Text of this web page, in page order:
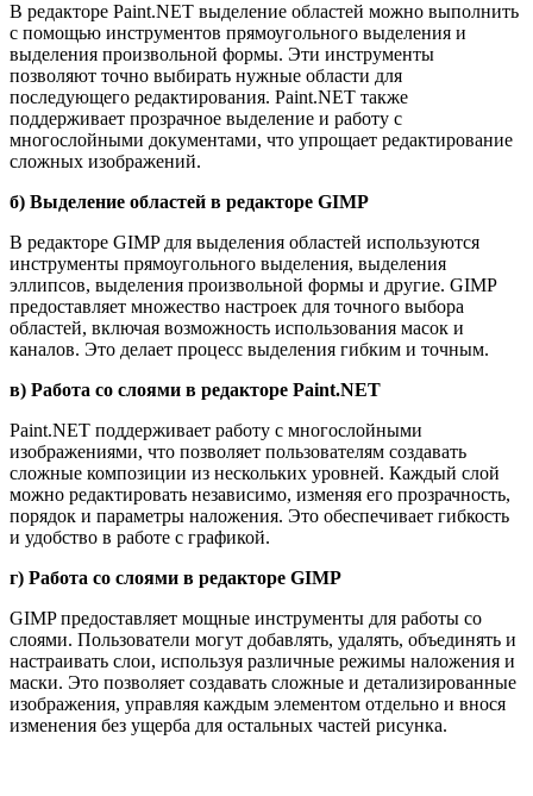
В редакторе Paint.NET выделение областей можно выполнить
с помощью инструментов прямоугольного выделения и
выделения произвольной формы. Эти инструменты
позволяют точно выбирать нужные области для
последующего редактирования. Paint.NET также
поддерживает прозрачное выделение и работу с
многослойными документами, что упрощает редактирование
сложных изображений.
б) Выделение областей в редакторе GIMP
В редакторе GIMP для выделения областей используются
инструменты прямоугольного выделения, выделения
эллипсов, выделения произвольной формы и другие. GIMP
предоставляет множество настроек для точного выбора
областей, включая возможность использования масок и
каналов. Это делает процесс выделения гибким и точным.
в) Работа со слоями в редакторе Paint.NET
Paint.NET поддерживает работу с многослойными
изображениями, что позволяет пользователям создавать
сложные композиции из нескольких уровней. Каждый слой
можно редактировать независимо, изменяя его прозрачность,
порядок и параметры наложения. Это обеспечивает гибкость
и удобство в работе с графикой.
г) Работа со слоями в редакторе GIMP
GIMP предоставляет мощные инструменты для работы со
слоями. Пользователи могут добавлять, удалять, объединять и
настраивать слои, используя различные режимы наложения и
маски. Это позволяет создавать сложные и детализированные
изображения, управляя каждым элементом отдельно и внося
изменения без ущерба для остальных частей рисунка.